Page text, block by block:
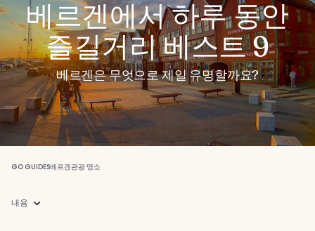
베르겐에서 하루 동안
즐길거리 베스트 9
베르겐은 무엇으로 제일 유명할까요?
GO GUIDES베르겐관광 명소
내용